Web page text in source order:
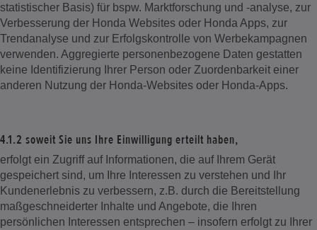
statistischer Basis) für bspw. Marktforschung und -analyse, zur
Verbesserung der Honda Websites oder Honda Apps, zur
Trendanalyse und zur Erfolgskontrolle von Werbekampagnen
verwenden. Aggregierte personenbezogene Daten gestatten
keine Identifizierung Ihrer Person oder Zuordenbarkeit einer
anderen Nutzung der Honda-Websites oder Honda-Apps.
4.1.2 soweit Sie uns Ihre Einwilligung erteilt haben,
erfolgt ein Zugriff auf Informationen, die auf Ihrem Gerät
gespeichert sind, um Ihre Interessen zu verstehen und Ihr
Kundenerlebnis zu verbessern, z.B. durch die Bereitstellung
maßgeschneiderter Inhalte und Angebote, die Ihren
persönlichen Interessen entsprechen – insofern erfolgt zu Ihrer